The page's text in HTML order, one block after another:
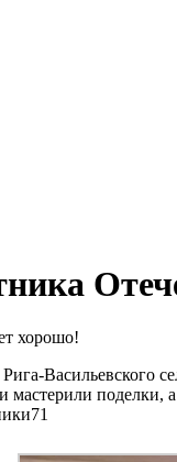
хорошо!
Васильевского